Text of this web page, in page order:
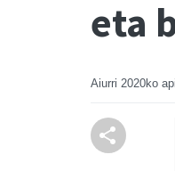
eta
Aiurri 2020ko